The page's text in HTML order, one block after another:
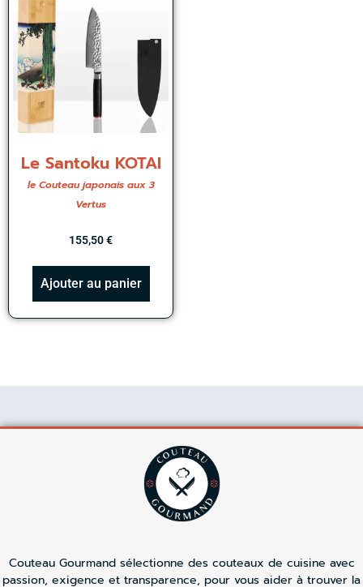
Le Santoku KOTAI
le Couteau japonais aux 3
Vertus
155,50€
Ajouter au panier
Couteau Gourmand sélectionne des couteaux de cuisine avec
passion, exigence et transparence, pour vous aider à trouver la